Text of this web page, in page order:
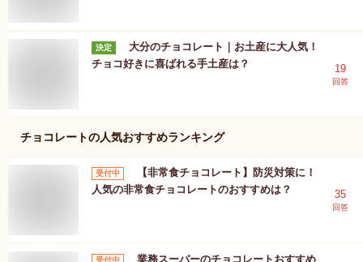
決定
大分のチョコレート｜お土産に大人気！
チョコ好きに喜ばれる手土産は？
19
回答
チョコレートの人気おすすめランキング
受付中
【非常食チョコレート】防災対策に！
人気の非常食チョコレートのおすすめは？
35
回答
受付中
業務スーパーのチョコレートおすすめ